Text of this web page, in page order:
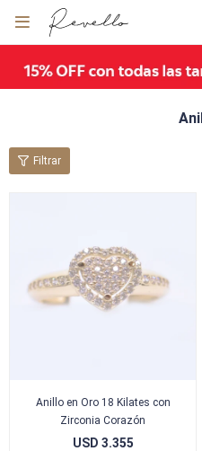

Anillo en Oro 18 Kilates con
Zirconia Corazón
USD 3.355